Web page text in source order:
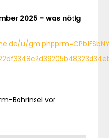
2025 – was nötig
u/
Bohrinsel vor